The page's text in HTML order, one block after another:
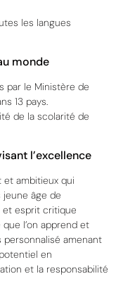
les langues
monde
par le Ministère de
13 pays.
de la scolarité de
l’excellence
et ambitieux qui
âge de
et esprit critique
l’on apprend et
personnalisé amenant
en
et la responsabilité